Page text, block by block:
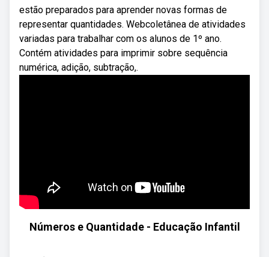
estão preparados para aprender novas formas de
representar quantidades. Webcoletânea de atividades
variadas para trabalhar com os alunos de 1º ano.
Contém atividades para imprimir sobre sequência
numérica, adição, subtração,.
Números e Quantidade - Educação Infantil